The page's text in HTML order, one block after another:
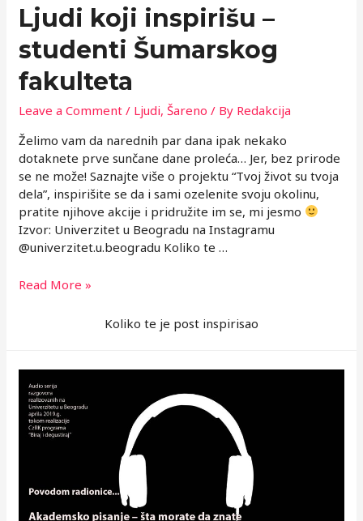
Ljudi koji inspirišu –
studenti Šumarskog
fakulteta
Leave a Comment / Ljudi,Šareno / By Redakcija
Želimo vam da narednih par dana ipak nekako
dotaknete prve sunčane dane proleća… Jer, bez prirode
se ne može! Saznajte više o projektu “Tvoj život su tvoja
dela”, inspirišite se da i sami ozelenite svoju okolinu,
pratite njihove akcije i pridružite im se, mi jesmo
Izvor: Univerzitet u Beogradu na Instagramu
@univerzitet.u.beogradu Koliko te …
Ljudi
Šumarskog
fakulteta
Read More »
Koliko te je post inspirisao